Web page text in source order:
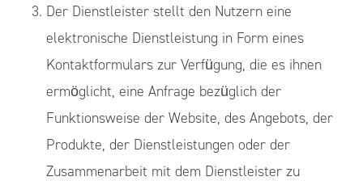
Der Dienstleister stellt den Nutzern eine
elektronische Dienstleistung in Form eines
Kontaktformulars zur Verfügung, die es ihnen
ermöglicht, eine Anfrage bezüglich der
Funktionsweise der Website, des Angebots, der
Produkte, der Dienstleistungen oder der
Zusammenarbeit mit dem Dienstleister zu